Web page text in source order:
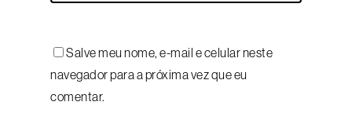
Salve meu nome, e-mail e celular neste
navegador para a próxima vez que eu
comentar.